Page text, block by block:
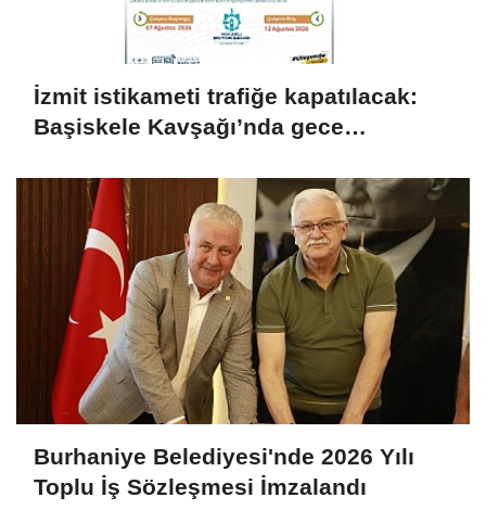
İzmit istikameti trafiğe kapatılacak:
Başiskele Kavşağı’nda gece
Burhaniye Belediyesi'nde 2026 Yılı
Toplu İş Sözleşmesi İmzalandı